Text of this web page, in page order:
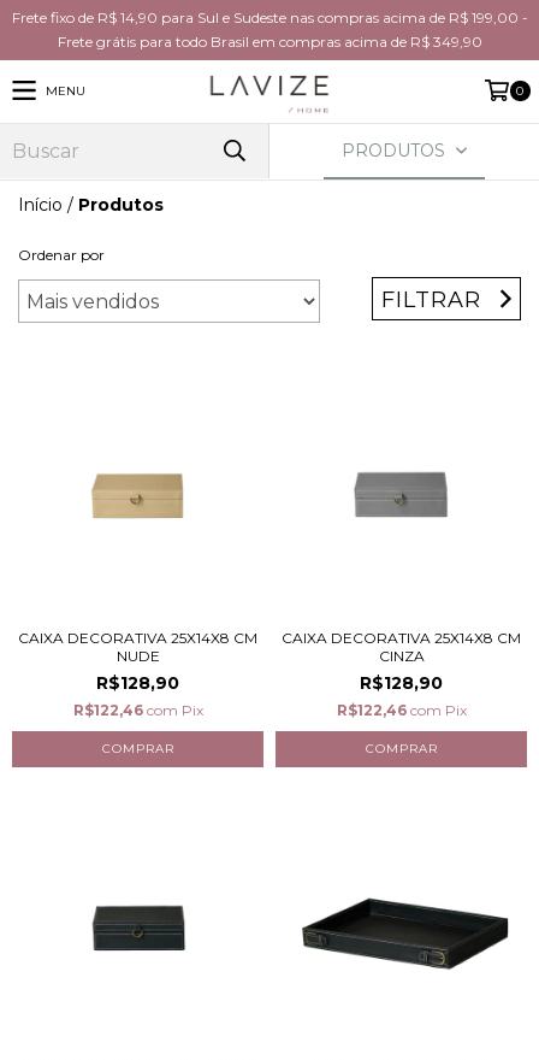
Frete fixo de R$ 14,90 para Sul e Sudeste nas compras acima de R$ 199,00 -
Frete grátis para todo Brasil em compras acima de R$ 349,90
MENU 0
PRODUTOS
Início / Produtos
Ordenar por
FILTRAR
CAIXA DECORATIVA 25X14X8 CM
NUDE
R$128,90
R$122,46 com Pix
CAIXA DECORATIVA 25X14X8 CM
CINZA
R$128,90
R$122,46 com Pix